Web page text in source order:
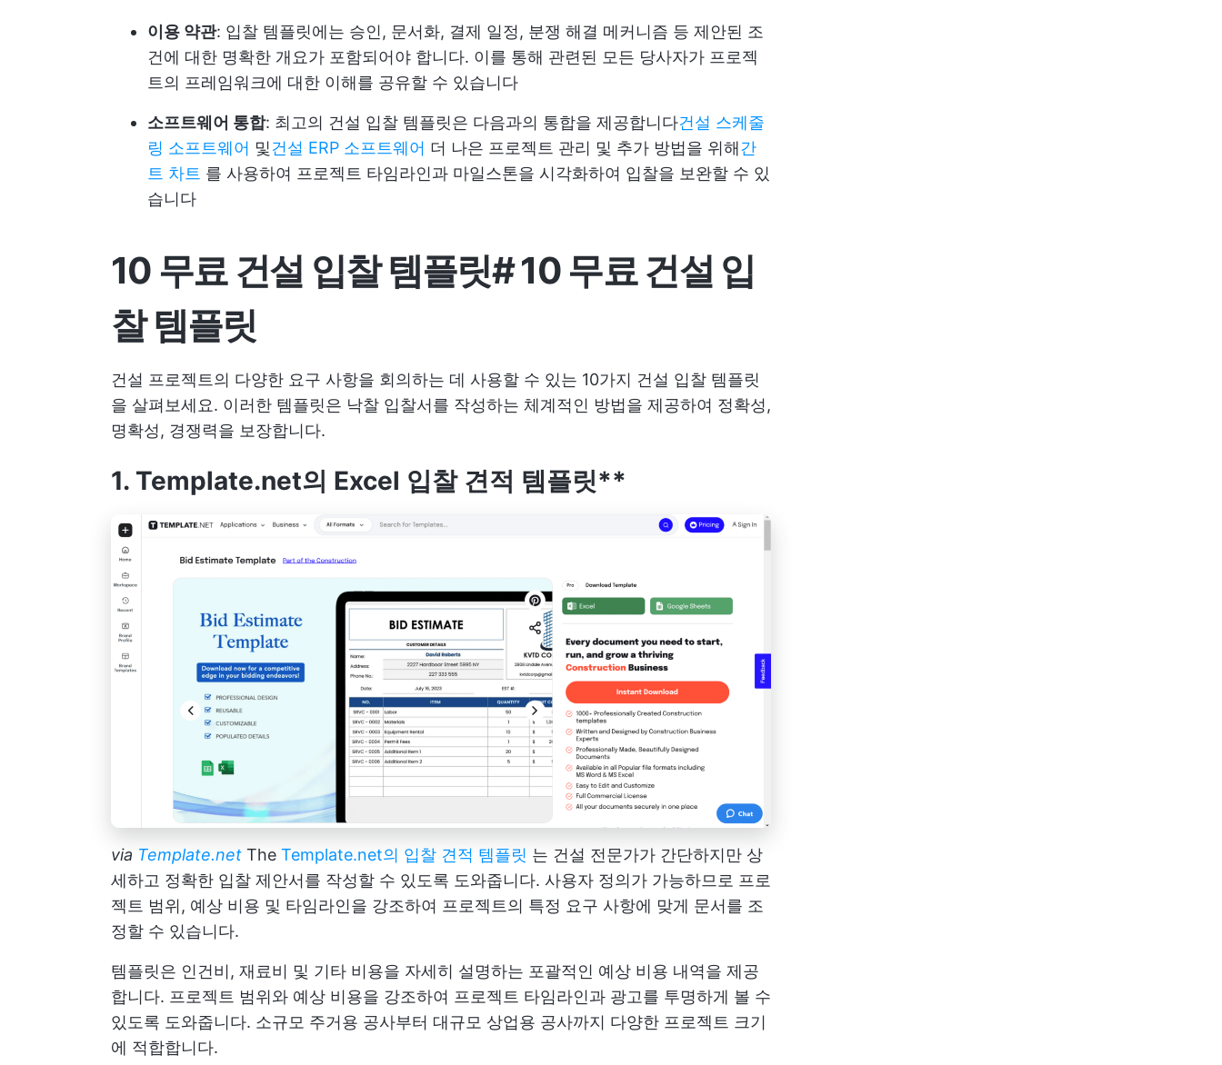
이용 약관: 입찰 템플릿에는 승인, 문서화, 결제 일정, 분쟁 해결 메커니즘 등 제안된 조
건에 대한 명확한 개요가 포함되어야 합니다. 이를 통해 관련된 모든 당사자가 프로젝
트의 프레임워크에 대한 이해를 공유할 수 있습니다
소프트웨어 통합: 최고의 건설 입찰 템플릿은 다음과의 통합을 제공합니다건설 스케줄
링 소프트웨어 및건설 ERP 소프트웨어 더 나은 프로젝트 관리 및 추가 방법을 위해간
트 차트 를 사용하여 프로젝트 타임라인과 마일스톤을 시각화하여 입찰을 보완할 수 있
습니다
10 무료 건설 입찰 템플릿#10 무료 건설 입
찰 템플릿
건설 프로젝트의 다양한 요구 사항을 회의하는 데 사용할 수 있는 10가지 건설 입찰 템플릿
을 살펴보세요. 이러한 템플릿은 낙찰 입찰서를 작성하는 체계적인 방법을 제공하여 정확성,
명확성, 경쟁력을 보장합니다.
1. Template.net의 Excel 입찰 견적 템플릿**
via Template.net The Template.net의 입찰 견적 템플릿 는 건설 전문가가 간단하지만 상
세하고 정확한 입찰 제안서를 작성할 수 있도록 도와줍니다. 사용자 정의가 가능하므로 프로
젝트 범위, 예상 비용 및 타임라인을 강조하여 프로젝트의 특정 요구 사항에 맞게 문서를 조
정할 수 있습니다.
템플릿은 인건비, 재료비 및 기타 비용을 자세히 설명하는 포괄적인 예상 비용 내역을 제공
합니다. 프로젝트 범위와 예상 비용을 강조하여 프로젝트 타임라인과 광고를 투명하게 볼 수
있도록 도와줍니다. 소규모 주거용 공사부터 대규모 상업용 공사까지 다양한 프로젝트 크기
에 적합합니다.